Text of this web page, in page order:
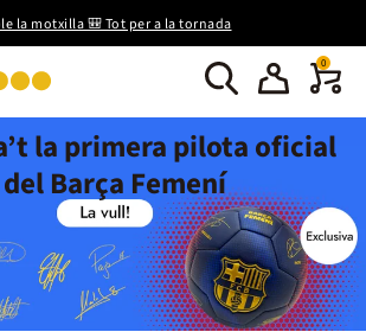
la motxilla 🎒 Tot per a la tornada
0
la primera pilota oficial
del Barça Femení